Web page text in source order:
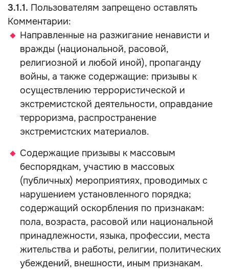
3.1.1. Пользователям запрещено оставлять
Комментарии:
Направленные на разжигание ненависти и
вражды (национальной, расовой,
религиозной и любой иной), пропаганду
войны, а также содержащие: призывы к
осуществлению террористической и
экстремистской деятельности, оправдание
терроризма, распространение
экстремистских материалов.
Содержащие призывы к массовым
беспорядкам, участию в массовых
(публичных) мероприятиях, проводимых с
нарушением установленного порядка;
содержащий оскорбления по признакам:
пола, возраста, расовой или национальной
принадлежности, языка, профессии, места
жительства и работы, религии, политических
убеждений, внешности, иным признакам.